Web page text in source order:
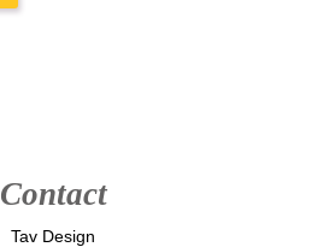
Contact
Tav Design